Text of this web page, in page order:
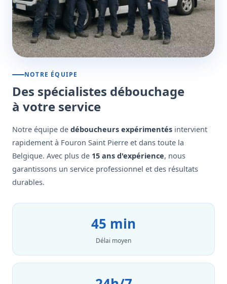
NOTRE ÉQUIPE
Des spécialistes débouchage
à votre service
Notre équipe de déboucheurs expérimentés intervient
rapidement à Fouron Saint Pierre et dans toute la
Belgique. Avec plus de 15 ans d'expérience, nous
garantissons un service professionnel et des résultats
durables.
45 min
Délai moyen